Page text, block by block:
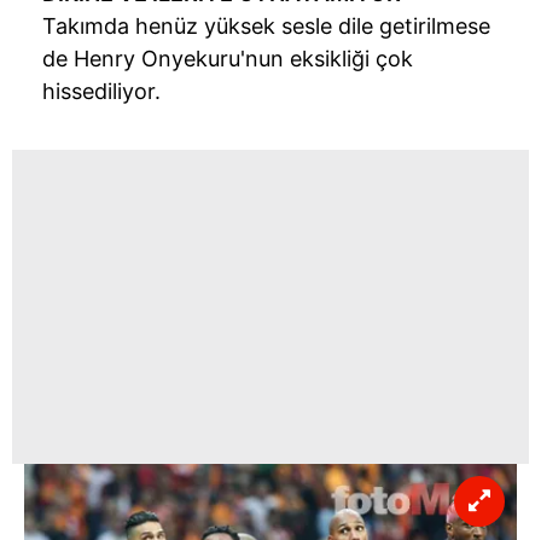
Takımda henüz yüksek sesle dile getirilmese
de Henry Onyekuru'nun eksikliği çok
hissediliyor.